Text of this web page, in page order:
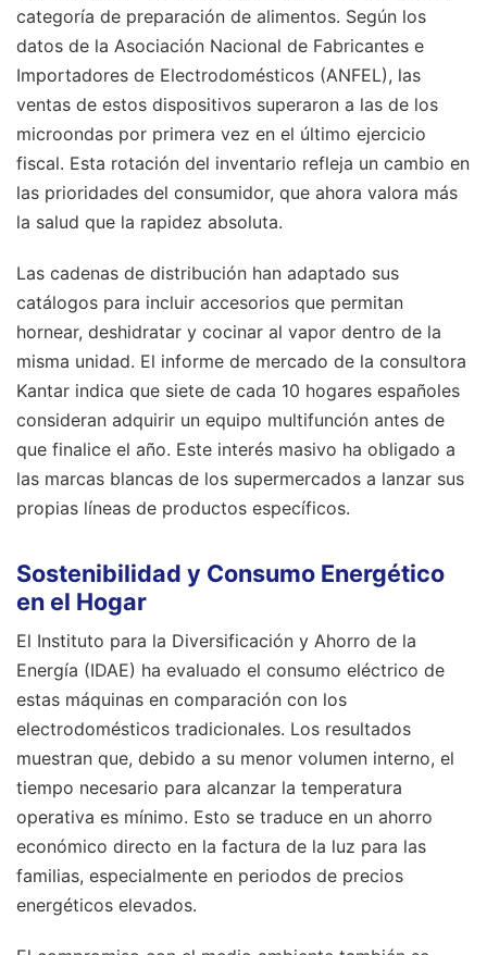
categoría de preparación de alimentos. Según los
datos de la Asociación Nacional de Fabricantes e
Importadores de Electrodomésticos (ANFEL), las
ventas de estos dispositivos superaron a las de los
microondas por primera vez en el último ejercicio
fiscal. Esta rotación del inventario refleja un cambio en
las prioridades del consumidor, que ahora valora más
la salud que la rapidez absoluta.
Las cadenas de distribución han adaptado sus
catálogos para incluir accesorios que permitan
hornear, deshidratar y cocinar al vapor dentro de la
misma unidad. El informe de mercado de la consultora
Kantar indica que siete de cada 10 hogares españoles
consideran adquirir un equipo multifunción antes de
que finalice el año. Este interés masivo ha obligado a
las marcas blancas de los supermercados a lanzar sus
propias líneas de productos específicos.
Sostenibilidad y Consumo Energético
en el Hogar
El Instituto para la Diversificación y Ahorro de la
Energía (IDAE) ha evaluado el consumo eléctrico de
estas máquinas en comparación con los
electrodomésticos tradicionales. Los resultados
muestran que, debido a su menor volumen interno, el
tiempo necesario para alcanzar la temperatura
operativa es mínimo. Esto se traduce en un ahorro
económico directo en la factura de la luz para las
familias, especialmente en periodos de precios
energéticos elevados.